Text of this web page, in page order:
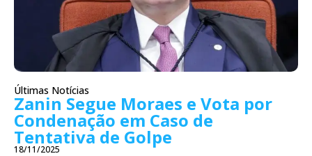
Últimas Notícias
Zanin Segue Moraes e Vota por
Condenação em Caso de
Tentativa de Golpe
18/11/2025